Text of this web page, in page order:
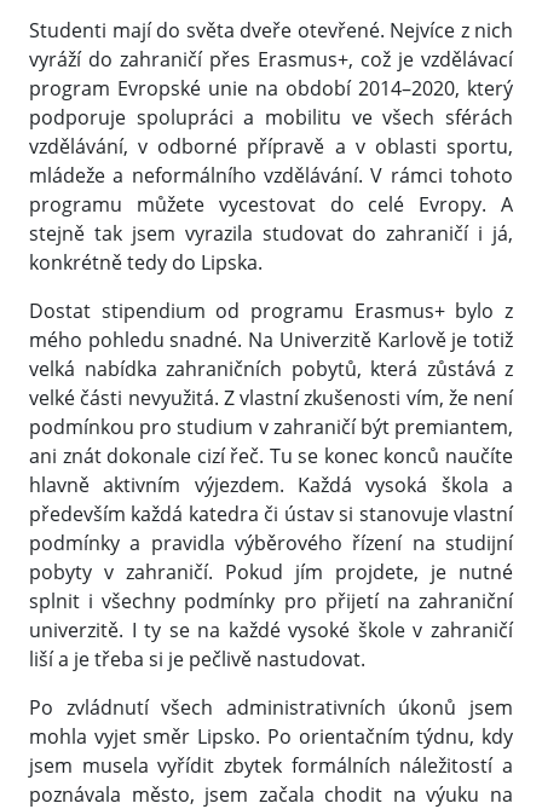
Studenti mají do světa dveře otevřené. Nejvíce z nich
vyráží do zahraničí přes Erasmus+, což je vzdělávací
program Evropské unie na období 2014–2020, který
podporuje spolupráci a mobilitu ve všech sférách
vzdělávání, v odborné přípravě a v oblasti sportu,
mládeže a neformálního vzdělávání. V rámci tohoto
programu můžete vycestovat do celé Evropy. A
stejně tak jsem vyrazila studovat do zahraničí i já,
konkrétně tedy do Lipska.
Dostat stipendium od programu Erasmus+ bylo z
mého pohledu snadné. Na Univerzitě Karlově je totiž
velká nabídka zahraničních pobytů, která zůstává z
velké části nevyužitá. Z vlastní zkušenosti vím, že není
podmínkou pro studium v zahraničí být premiantem,
ani znát dokonale cizí řeč. Tu se konec konců naučíte
hlavně aktivním výjezdem. Každá vysoká škola a
především každá katedra či ústav si stanovuje vlastní
podmínky a pravidla výběrového řízení na studijní
pobyty v zahraničí. Pokud jím projdete, je nutné
splnit i všechny podmínky pro přijetí na zahraniční
univerzitě. I ty se na každé vysoké škole v zahraničí
liší a je třeba si je pečlivě nastudovat.
Po zvládnutí všech administrativních úkonů jsem
mohla vyjet směr Lipsko. Po orientačním týdnu, kdy
jsem musela vyřídit zbytek formálních náležitostí a
poznávala město, jsem začala chodit na výuku na